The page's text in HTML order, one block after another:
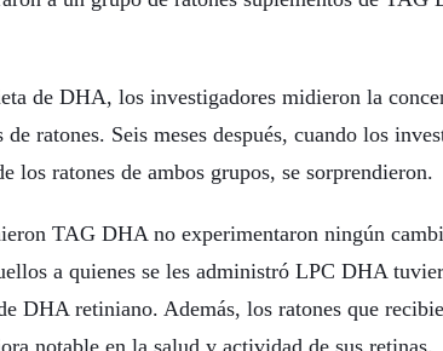
de DHA, los investigadores midieron la
ratones. Seis meses después, cuando los
los ratones de ambos grupos, se sorprendieron.
TAG DHA no experimentaron ningún
a quienes se les administró LPC DHA
DHA retiniano. Además, los ratones que